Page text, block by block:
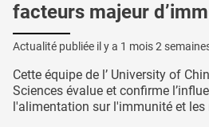
facteurs majeur
Actualité publiée il y a 1 mois 2
Cette équipe de l’ University of
Sciences évalue et confirme
l'alimentation sur l'immunité et les